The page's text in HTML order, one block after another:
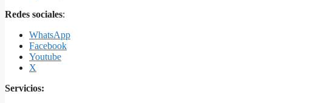
Redes sociales:
WhatsApp
Facebook
Youtube
X
Servicios: